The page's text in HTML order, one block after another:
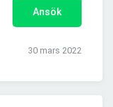
Ansök
30 mars 2022